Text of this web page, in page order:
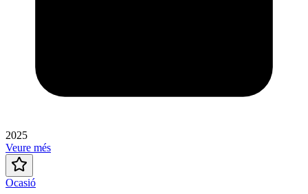
2025
Veure més
Ocasió